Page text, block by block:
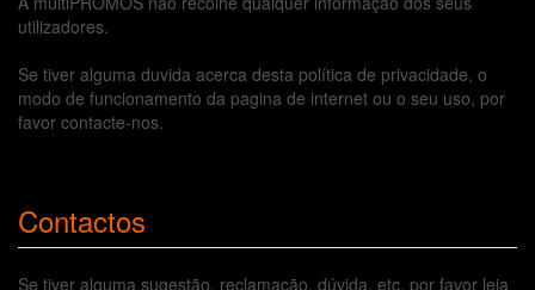
utilizadores.
Se tiver alguma duvida acerca desta política de privacidade, o
modo de funcionamento da pagina de internet ou o seu uso, por
favor contacte-nos.
Contactos
Se tiver alguma sugestão, reclamação, dúvida, etc, por favor leia